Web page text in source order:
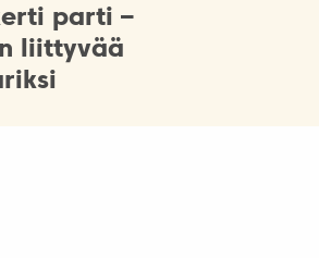
parti –
liittyvää